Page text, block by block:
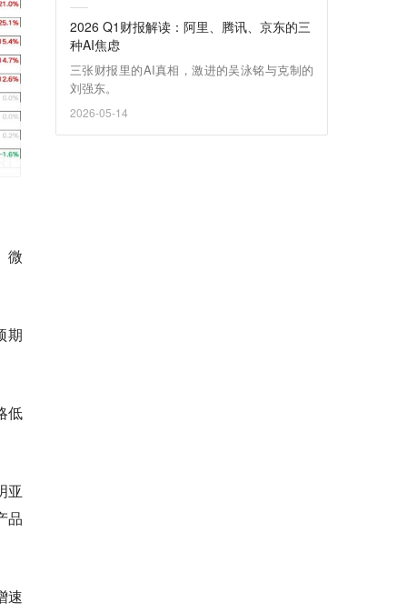
微
期
低
亚
品
速
2026 Q1财报解读：阿里、腾讯、京东的三
种AI焦虑
三张财报里的AI真相，激进的吴泳铭与克制的
刘强东。
2026-05-14